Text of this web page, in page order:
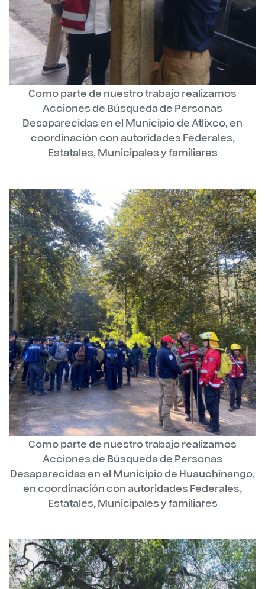
Como parte de nuestro trabajo realizamos
Acciones de Búsqueda de Personas
Desaparecidas en el Municipio de Atlixco, en
coordinación con autoridades Federales,
Estatales, Municipales y familiares
Como parte de nuestro trabajo realizamos
Acciones de Búsqueda de Personas
Desaparecidas en el Municipio de Huauchinango,
en coordinación con autoridades Federales,
Estatales, Municipales y familiares